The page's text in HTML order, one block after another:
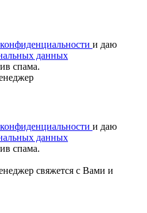
и даю
данных
спама.
и даю
данных
спама.
свяжется с Вами и